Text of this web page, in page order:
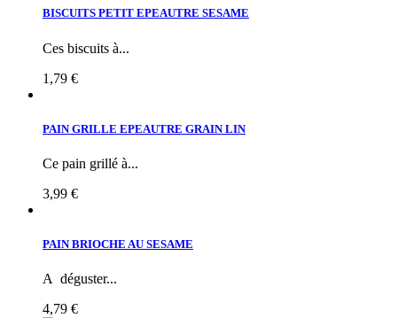
BISCUITS PETIT EPEAUTRE SESAME
Ces biscuits à...
1,79 €
PAIN GRILLE EPEAUTRE GRAIN LIN
Ce pain grillé à...
3,99 €
PAIN BRIOCHE AU SESAME
A déguster...
4,79 €